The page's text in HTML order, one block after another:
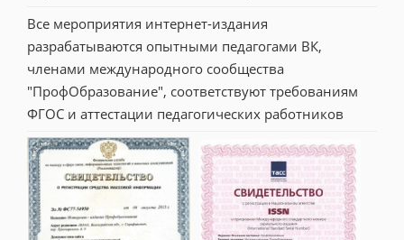
Все мероприятия интернет-издания
разрабатываются опытными педагогами ВК,
членами международного сообщества
"ПрофОбразование", соответствуют требованиям
ФГОС и аттестации педагогических работников